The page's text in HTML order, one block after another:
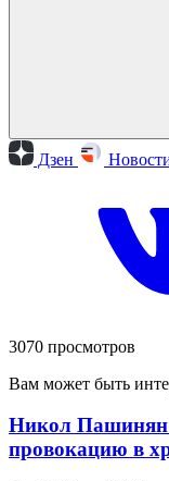
Дзен
3070 просмотров
Вам может быть
Никол Пашинян
провокацию в